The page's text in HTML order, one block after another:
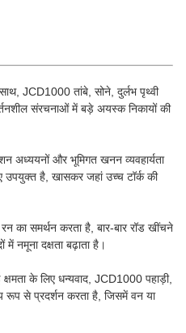
JCD1000 तांबे, सोने, दुर्लभ पृथ्वी
संरचनाओं में बड़े अयस्क निकायों की
अध्ययनों और भूमिगत खनन व्यवहार्यता
उपयुक्त है, खासकर जहां उच्च टॉर्क की
का समर्थन करता है, बार-बार रॉड खींचने
नमूना दक्षता बढ़ाता है।
के लिए धन्यवाद, JCD1000 पहाड़ी,
रूप से प्रदर्शन करता है, जिसमें वन या